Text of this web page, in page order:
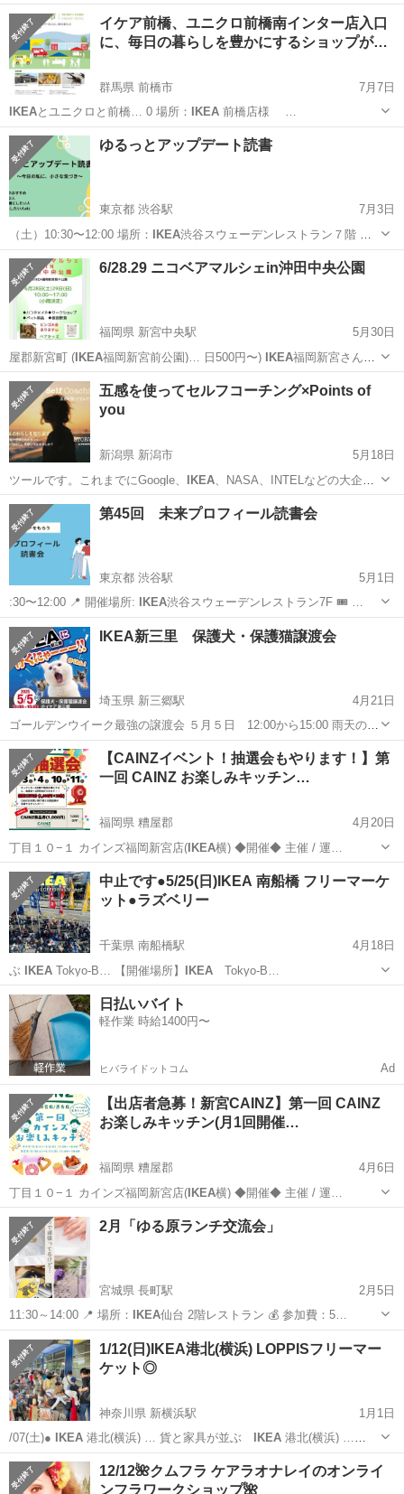
イケア前橋、ユニクロ前橋南インター店入口
に、毎日の暮らしを豊かにするショップが…
群馬県 前橋市
7月7日
IKEA
とユニクロと前橋… 0 場所： IKEA前橋店様 …
群馬 前橋市 ワークショップ IKEA
ゆるっとアップデート読書
東京都 渋谷駅
7月3日
（土）10:30〜12:00 場所：
IKEA渋谷スウェーデンレストラン７階 持
ち…
東京 渋谷区 読書会
6/28.29 ニコベアマルシェin沖田中央公園
福岡県 新宮中央駅
5月30日
屋郡新宮町 (IKEA福岡新宮前公園)… 日500円〜) IKEA福岡新宮さんや
カ…
福岡 糟屋郡 新宮中央駅 会場
五感を使ってセルフコーチング×Points of
you
新潟県 新潟市
5月18日
ツールです。これまでにGoogle、 IKEA、NASA、INTELなどの大企業
に…
新潟 新潟市 ワークショップ コーチング
第45回 未来プロフィール読書会
東京都 渋谷駅
5月1日
:30〜12:00 📍 開催場所:
IKEA渋谷スウェーデンレストラン7F 🎟 …
東京 渋谷区 渋谷駅 セミナー 読書会
IKEA新三里 保護犬・保護猫譲渡会
埼玉県 新三郷駅
4月21日
ゴールデンウイーク最強の譲渡会 ５月５日 12:00から15:00 雨天の場
合は中止です。 医療と愛を思う存分受けた犬ちゃん猫ちゃんが勢揃い
♪♪♪ 是非ご参加下さい♪
埼玉 三郷市 その他 IKEA
【CAINZイベント！抽選会もやります！】第
一回 CAINZ お楽しみキッチン…
福岡県 糟屋郡
4月20日
丁目１０−１ カインズ福岡新宮店(IKEA 横) ◆開催◆ 主催 / 運…
福岡 糟屋郡 地域/お祭り
中止です●5/25(日)IKEA 南船橋 フリーマーケ
ット●ラズベリー
千葉県 南船橋駅
4月18日
ぶ IKEA Tokyo-B… 【開催場所】 IKEATokyo-B…
千葉 船橋市 南船橋駅
日払いバイト
軽作業 時給1400円〜
ヒバライドットコム Ad
【出店者急募！新宮CAINZ】第一回 CAINZ
お楽しみキッチン(月1回開催…
福岡県 糟屋郡
4月6日
丁目１０−１ カインズ福岡新宮店(IKEA 横) ◆開催◆ 主催 / 運…
福岡 糟屋郡 地域/お祭り 会場
2月「ゆる原ランチ交流会」
宮城県 長町駅
2月5日
11:30～14:00 📍 場所：
IKEA仙台 2階レストラン 💰 参加費：5…
宮城 仙台市 長町駅 ワークショップ
1/12(日)IKEA港北(横浜) LOPPISフリーマー
ケット◎
神奈川県 新横浜駅
1月1日
/07(土)●
IKEA港北(横浜) … 貨と家具が並ぶ IKEA港北(横浜) …
【開催場所】IKEA港北(横浜) …
神奈川 横浜市 新横浜駅 フリーマーケット 駐車場
12/12🌺クムフラ ケアラオナレイのオンライ
ンフラワークショップ🌺